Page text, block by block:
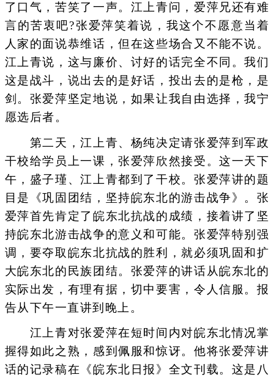
了口气，苦笑了一声。江上青问，爱萍兄还有难
言的苦衷吧?张爱萍笑着说，我这个不愿意当着
人家的面说恭维话，但在这些场合又不能不说。
江上青说，这与廉价、讨好的话完全不同。我们
这是战斗，说出去的是好话，投出去的是枪，是
剑。张爱萍坚定地说，如果让我自由选择，我宁
愿选后者。
第二天，江上青、杨纯决定请张爱萍到军政
干校给学员上一课，张爱萍欣然接受。这一天下
午，盛子瑾、江上青都到了干校。张爱萍讲的题
目是《巩固团结，坚持皖东北的游击战争》。张
爱萍首先肯定了皖东北抗战的成绩，接着讲了坚
持皖东北游击战争的意义和可能。张爱萍特别强
调，要夺取皖东北抗战的胜利，就必须巩固和扩
大皖东北的民族团结。张爱萍的讲话从皖东北的
实际出发，有理有据，切中要害，令人信服。报
告从下午一直讲到晚上。
江上青对张爱萍在短时间内对皖东北情况掌
握得如此之熟，感到佩服和惊讶。他将张爱萍讲
话的记录稿在《皖东北日报》全文刊载。这是八